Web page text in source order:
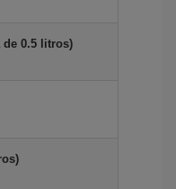
de 0.5 litros)